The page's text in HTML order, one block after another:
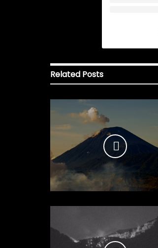
Related Posts